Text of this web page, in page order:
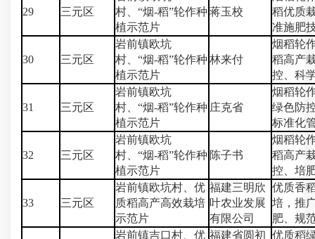
29 三元区
村、“烟-稻”轮作种
植示范片
蒋玉校
稻优质
准施肥
30 三元区
岩前镇欧坑
村、“烟-稻”轮作种
植示范片
林来付
烟稻轮
稻高产
控、科
31 三元区
岩前镇欧坑
村、“烟-稻”轮作种
植示范片
庄克省
烟稻轮
绿色防
标准化
32 三元区
岩前镇欧坑
村、“烟-稻”轮作种
植示范片
陈子书
烟稻轮
稻高产
控、培
33 三元区
岩前镇欧坑村、优
质稻高产高效栽培
示范片
福建三明欣
叶农业发展
有限公司
优质香
培，推
肥、规
岩前镇吉口村、优 福建省圆初 优质稻